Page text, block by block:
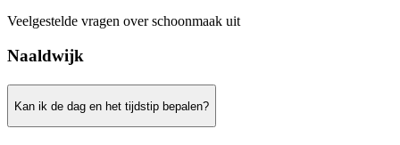
Veelgestelde vragen over schoonmaak uit
Naaldwijk
Kan ik de dag en het tijdstip bepalen?